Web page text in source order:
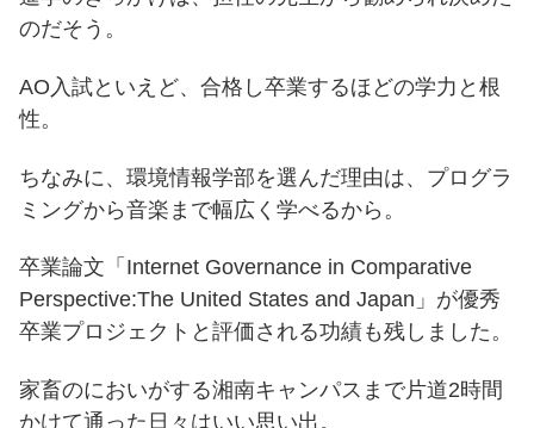
のだそう。
AO入試といえど、合格し卒業するほどの学力と根
性。
ちなみに、環境情報学部を選んだ理由は、プログラ
ミングから音楽まで幅広く学べるから。
卒業論文「Internet Governance in Comparative
Perspective:The United States and Japan」が優秀
卒業プロジェクトと評価される功績も残しました。
家畜のにおいがする湘南キャンパスまで片道2時間
かけて通った日々はいい思い出。